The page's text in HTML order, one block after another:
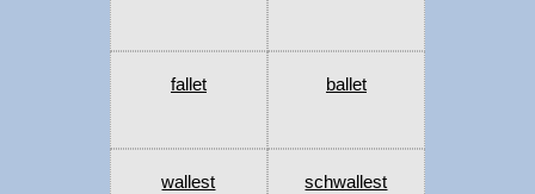
fallet ballet
wallest schwallest